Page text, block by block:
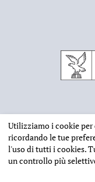
Utilizziamo i cookie
ricordando le tue
l'uso di tutti i cookies.
un controllo più